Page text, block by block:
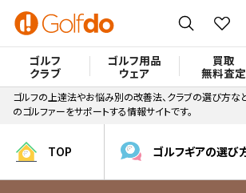
ゴルフ
クラブ
ゴルフ用品
ウェア
買取
無料査定
ゴルフの上達法やお悩み別の改善法、クラブの選び方な
のゴルファーをサポートする情報サイトです。
TOP ゴルフギアの選び